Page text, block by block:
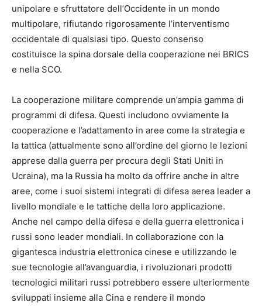
unipolare e sfruttatore dell’Occidente in un mondo
multipolare, rifiutando rigorosamente l’interventismo
occidentale di qualsiasi tipo. Questo consenso
costituisce la spina dorsale della cooperazione nei BRICS
e nella SCO.
La cooperazione militare comprende un’ampia gamma di
programmi di difesa. Questi includono ovviamente la
cooperazione e l’adattamento in aree come la strategia e
la tattica (attualmente sono all’ordine del giorno le lezioni
apprese dalla guerra per procura degli Stati Uniti in
Ucraina), ma la Russia ha molto da offrire anche in altre
aree, come i suoi sistemi integrati di difesa aerea leader a
livello mondiale e le tattiche della loro applicazione.
Anche nel campo della difesa e della guerra elettronica i
russi sono leader mondiali. In collaborazione con la
gigantesca industria elettronica cinese e utilizzando le
sue tecnologie all’avanguardia, i rivoluzionari prodotti
tecnologici militari russi potrebbero essere ulteriormente
sviluppati insieme alla Cina e rendere il mondo